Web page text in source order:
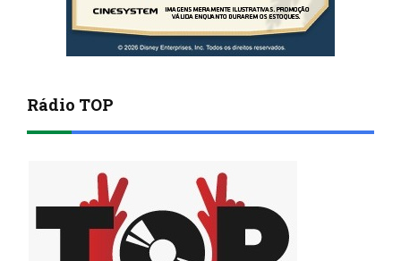
Rádio TOP